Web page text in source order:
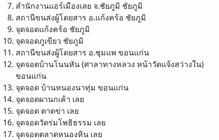
สำนักงานแอร์เมืองเลย จ.ชัยภูมิ ชัยภูมิ
สถานีขนส่งผู้โดยสาร อ.แก้งคร้อ ชัยภูมิ
จุดจอดแก้งคร้อ ชัยภูมิ
จุดจอดภูเขียว ชัยภูมิ
สถานีขนส่งผู้โดยสาร อ.ชุมแพ ขอนแก่น
จุดจอดบ้านโนนหัน (ศาลาทางหลวง หน้าวัดแจ้งสว่างใน)
ขอนแก่น
จุดจอด บ้านหนองนาทุ่ม ขอนแก่น
จุดจอดผานกเค้า เลย
จุดจอด ตาดข่า เลย
จุดจอดวัดร่มโพธิธรรม เลย
จุดจอดตลาดหนองหิน เลย